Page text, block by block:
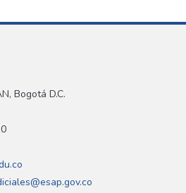
Bogotá D.C.